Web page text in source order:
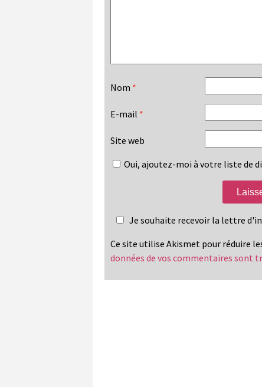
Nom *
E-mail *
Site web
Oui, ajoutez-moi à votre liste de
Je souhaite recevoir la lettre
Ce site utilise Akismet pour réduire
données de vos commentaires sont